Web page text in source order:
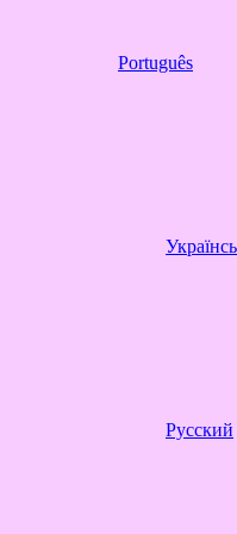
Português
Русский